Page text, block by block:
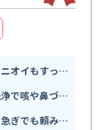
完全分解洗浄で内部の汚れまで落としニオイもすっきり解消
アレルギー体質の家族にも配慮した洗浄で咳や鼻づまりが和らぐ
現金不要のスマホ決済と柔軟な日程で急ぎでも頼みやすい